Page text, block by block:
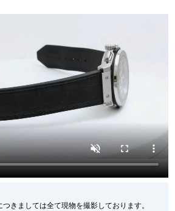
きましては全て現物を撮影しております。
チェンジがなされる場合がございますが、在庫品
により、実際の商品と色目が異なる場合がござい
号につきましては、プライバシーの関係上WEBへ
きましてもお答えできません。
おります為、サイトでのご注文と店頭処理との時
ございます。
望される場合にも、事前に在庫の確認をお電話か
けますようお願いいたします。
品の場合、外装および内部機械に代替部品を使用
となっております。
ざいますのでご了承くださいませ。